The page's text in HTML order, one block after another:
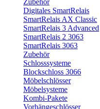
Digitales SmartRelais
SmartRelais AX Classic
SmartRelais 3 Advanced
SmartRelais 2 3063
SmartRelais 3063
Zubehör
Schlosssysteme
Blockschloss 3066
Möbelschlösser
Möbelsysteme
Kombi-Pakete
Vorhängeschlösser